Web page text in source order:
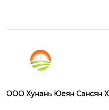
OOO Хунань Юеян Сансян